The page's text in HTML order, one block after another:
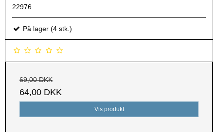
22976
På lager (4 stk.)
69,00 DKK
64,00 DKK
Vis produkt